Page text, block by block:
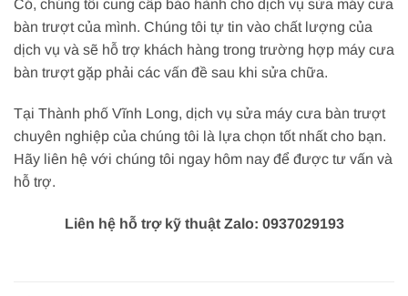
Có, chúng tôi cung cấp bảo hành cho dịch vụ sửa máy cưa
bàn trượt của mình. Chúng tôi tự tin vào chất lượng của
dịch vụ và sẽ hỗ trợ khách hàng trong trường hợp máy cưa
bàn trượt gặp phải các vấn đề sau khi sửa chữa.
Tại Thành phố Vĩnh Long, dịch vụ sửa máy cưa bàn trượt
chuyên nghiệp của chúng tôi là lựa chọn tốt nhất cho bạn.
Hãy liên hệ với chúng tôi ngay hôm nay để được tư vấn và
hỗ trợ.
Liên hệ hỗ trợ kỹ thuật Zalo: 0937029193